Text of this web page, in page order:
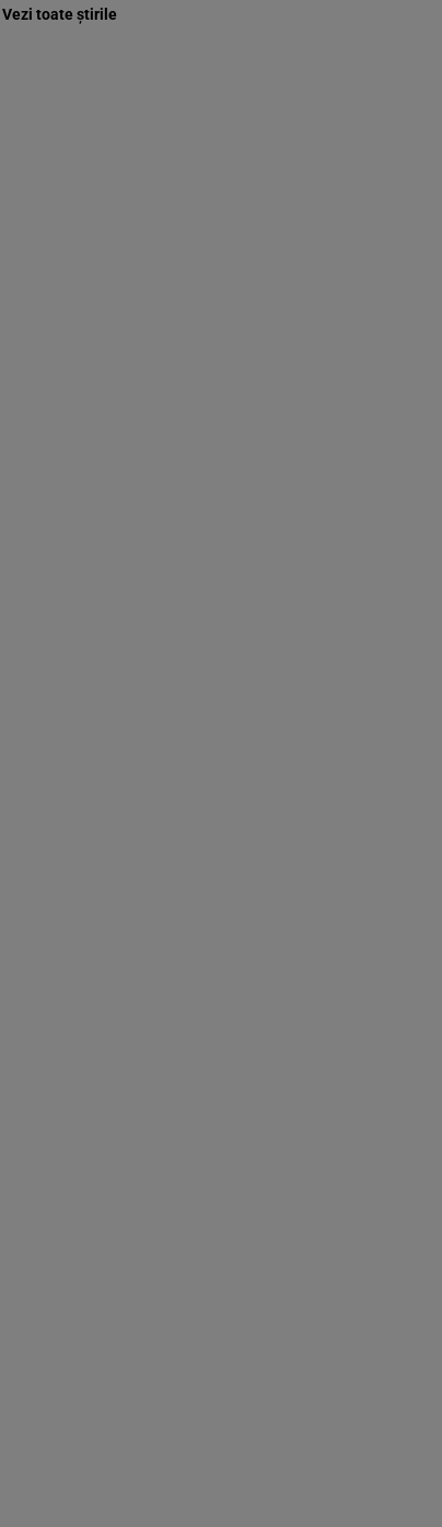
Vezi toate știrile